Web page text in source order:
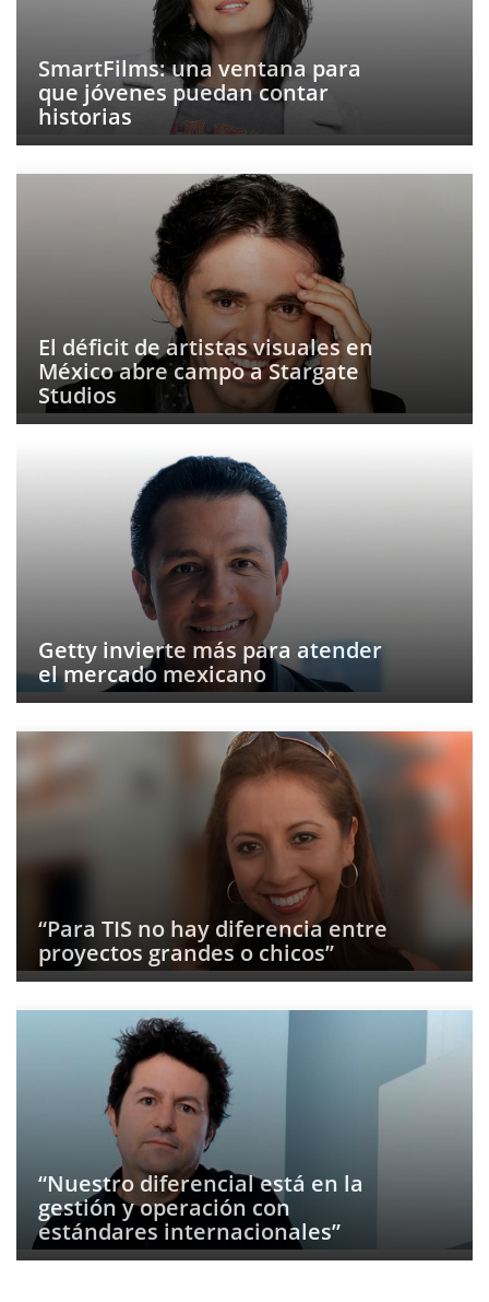
SmartFilms: una ventana para
que jóvenes puedan contar
historias
El déficit de artistas visuales en
México abre campo a Stargate
Studios
Getty invierte más para atender
el mercado mexicano
“Para TIS no hay diferencia entre
proyectos grandes o chicos”
“Nuestro diferencial está en la
gestión y operación con
estándares internacionales”